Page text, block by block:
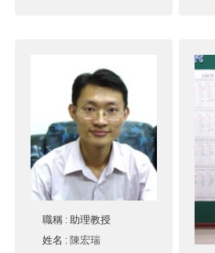
職稱 : 助理教授
姓名 : 陳宏瑞